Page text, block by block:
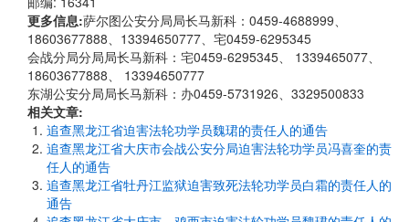
更多信息:萨尔图公安分局局长马新科：0459-4688999、
18603677888、13394650777、宅0459-6295345
会战分局分局局长马新科：宅0459-6295345、 1339465077、
18603677888、 13394650777
东湖公安分局局长马新科：办0459-5731926、3329500833
相关文章:
追查黑龙江省迫害法轮功学员魏珺的责任人的通告
追查黑龙江省大庆市会战公安分局迫害法轮功学员冯喜奎的责
任人的通告
追查黑龙江省牡丹江监狱迫害致死法轮功学员白霜的责任人的
通告